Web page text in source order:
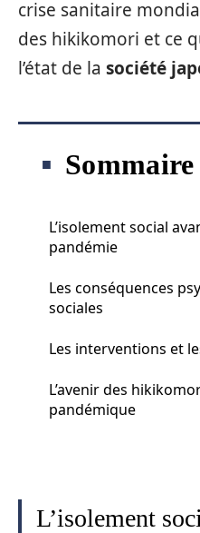
crise sanitaire
des hikikomori et ce
l’état de la société
Sommaire
L’isolement social
pandémie
Les conséquences
sociales
Les interventions et
L’avenir des
pandémique
L’isolement